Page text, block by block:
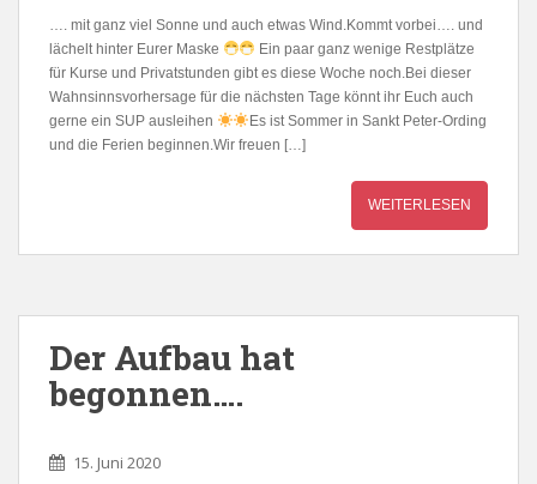
…. mit ganz viel Sonne und auch etwas Wind.Kommt vorbei…. und
lächelt hinter Eurer Maske
Ein paar ganz wenige Restplätze
für Kurse und Privatstunden gibt es diese Woche noch.Bei dieser
Wahnsinnsvorhersage für die nächsten Tage könnt ihr Euch auch
gerne ein SUP ausleihen
Es ist Sommer in Sankt Peter-Ording
und die Ferien beginnen.Wir freuen […]
WEITERLESEN
Der Aufbau hat
begonnen….
15. Juni 2020